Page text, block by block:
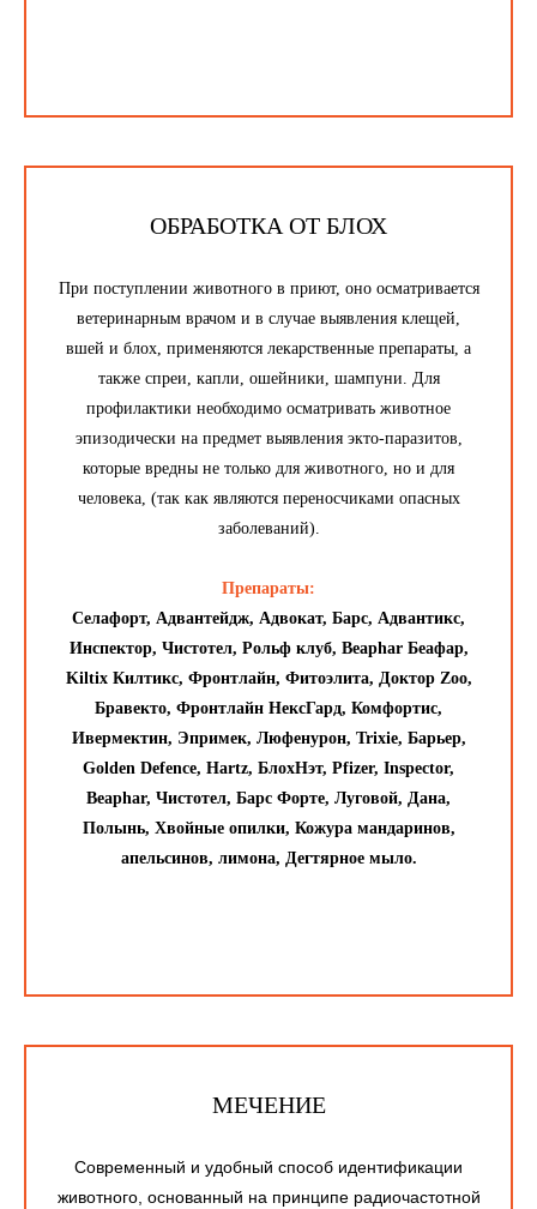
ОБРАБОТКА ОТ БЛОХ
При поступлении животного в приют, оно осматривается
ветеринарным врачом и в случае выявления клещей,
вшей и блох, применяются лекарственные препараты, а
также спреи, капли, ошейники, шампуни. Для
профилактики необходимо осматривать животное
эпизодически на предмет выявления экто-паразитов,
которые вредны не только для животного, но и для
человека, (так как являются переносчиками опасных
заболеваний).
Препараты:
Селафорт, Адвантейдж, Адвокат, Барс, Адвантикс,
Инспектор, Чистотел, Рольф клуб, Beaphar Беафар,
Kiltix Килтикс, Фронтлайн, Фитоэлита, Доктор Zoo,
Бравекто, Фронтлайн НексГард, Комфортис,
Ивермектин, Эпримек, Люфенурон, Trixie, Барьер,
Golden Defence, Hartz, БлохНэт, Pfizer, Inspector,
Beaphar, Чистотел, Барс Форте, Луговой, Дана,
Полынь, Хвойные опилки, Кожура мандаринов,
апельсинов, лимона, Дегтярное мыло.
МЕЧЕНИЕ
Современный и удобный способ идентификации
животного, основанный на принципе радиочастотной